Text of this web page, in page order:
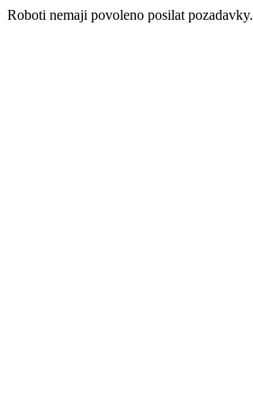
Roboti nemaji povoleno posilat pozadavky.